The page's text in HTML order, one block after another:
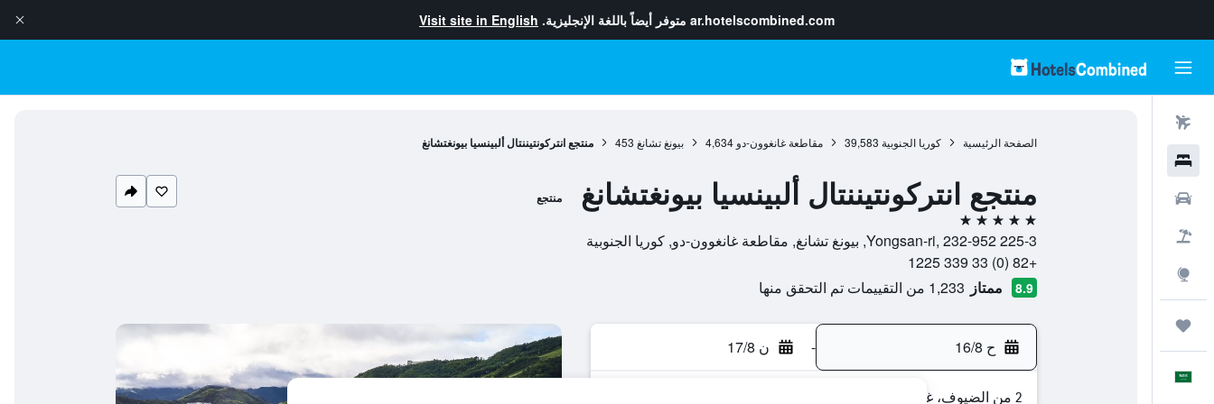
ar.hotelscombined.com متوفر أيضاً باللغة الإنجليزية. Visit site in English
الصفحة الرئيسية كوريا الجنوبية 39,583 مقاطعة غانغوون-دو 4,634 بيونغ تشانغ 453 منتجع انتركونتيننتال ألبينسيا بيونغتشانغ
منتجع انتركونتيننتال ألبينسيا بيونغتشانغ منتجع
5 نجوم
225-3 Yongsan-ri, 232-952, بيونغ تشانغ, مقاطعة غانغوون-دو, كوريا الجنوبية
+82 (0) 33 339 1225
8.9 ممتاز 1,233 من التقييمات تم التحقق منها
ح 16/8 - ن 17/8
2 من الضيوف، غرفة واحدة